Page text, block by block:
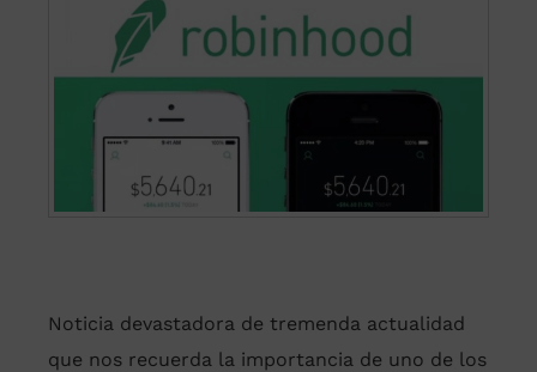
Noticia devastadora de tremenda actualidad
que nos recuerda la importancia de uno de los